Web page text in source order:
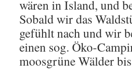
wären in Island, und
Sobald wir das
gefühlt nach und wir
einen sog. Öko-
moosgrüne Wälder